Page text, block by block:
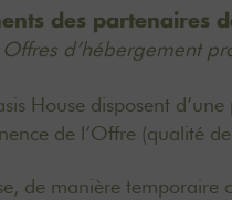
des partenaires
d’hébergement
House disposent
de l’Offre (qualité
de manière